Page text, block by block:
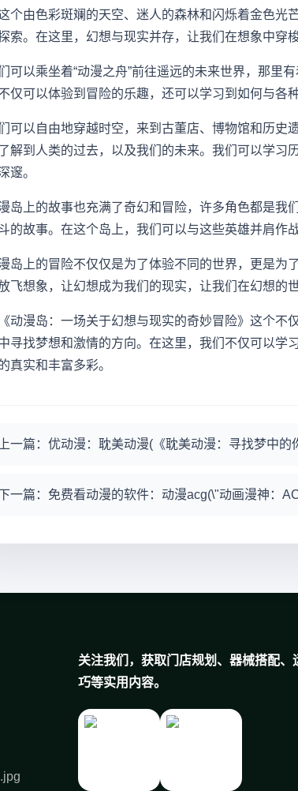
个由色彩斑斓的天空、迷人的森林和闪烁着金色光
索。在这里，幻想与现实并存，让我们在想象中穿
可以乘坐着“动漫之舟”前往遥远的未来世界，那里
仅可以体验到冒险的乐趣，还可以学习到如何与各
可以自由地穿越时空，来到古董店、博物馆和历史
解到人类的过去，以及我们的未来。我们可以学习
邃。
岛上的故事也充满了奇幻和冒险，许多角色都是我
的故事。在这个岛上，我们可以与这些英雄并肩作
岛上的冒险不仅仅是为了体验不同的世界，更是为
飞想象，让幻想成为我们的现实，让我们在幻想的
动漫岛：一场关于幻想与现实的奇妙冒险》这个不
寻找梦想和激情的方向。在这里，我们不仅可以学
真实和丰富多彩。
一篇：优动漫：耽美动漫(《耽美动漫：寻找梦中的
一篇：免费看动漫的软件：动漫acg(\"动画漫神：
关注我们，获取门店规划、器械搭配、
巧等实用内容。